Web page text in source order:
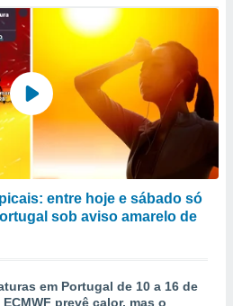
entre hoje e sábado só
sob aviso amarelo de
em Portugal de 10 a 16 de
prevê calor, mas o